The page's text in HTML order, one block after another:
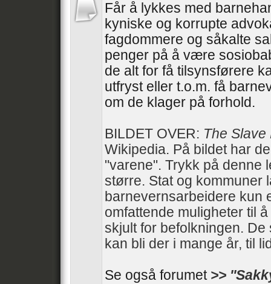
Får å lykkes med
kyniske og korrupte
fagdommere og såkalte
penger på å være
de alt for få tilsynsførere
utfryst eller t.o.m. få
om de klager på forhold.
BILDET OVER: The Slave
Wikipedia. På bildet har
"varene". Trykk på denne
større. Stat og kommuner
barnevernsarbeidere kun
omfattende muligheter til
skjult for befolkningen.
kan bli der i mange år, til
Se også forumet >>